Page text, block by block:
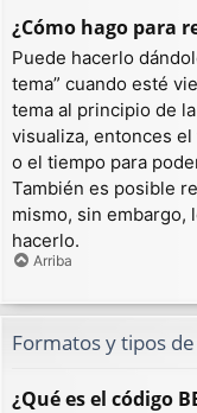
¿Cómo hago para
Puede hacerlo
tema” cuando esté
tema al principio de
visualiza, entonces
o el tiempo para
También es posible
mismo, sin embargo,
hacerlo.
Arriba
Formatos y tipos
¿Qué es el código